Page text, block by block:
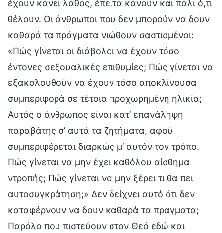
έχουν κάνει λάθος, έπειτα κάνουν και πάλι ό,τι
θέλουν. Οι άνθρωποι που δεν μπορούν να δουν
καθαρά τα πράγματα νιώθουν σαστισμένοι:
«Πώς γίνεται οι διάβολοι να έχουν τόσο
έντονες σεξουαλικές επιθυμίες; Πώς γίνεται να
εξακολουθούν να έχουν τόσο αποκλίνουσα
συμπεριφορά σε τέτοια προχωρημένη ηλικία;
Αυτός ο άνθρωπος είναι κατ’ επανάληψη
παραβάτης σ’ αυτά τα ζητήματα, αφού
συμπεριφέρεται διαρκώς μ’ αυτόν τον τρόπο.
Πώς γίνεται να μην έχει καθόλου αίσθημα
ντροπής; Πώς γίνεται να μην ξέρει τι θα πει
αυτοσυγκράτηση;» Δεν δείχνει αυτό ότι δεν
καταφέρνουν να δουν καθαρά τα πράγματα;
Παρόλο που πιστεύουν στον Θεό εδώ και